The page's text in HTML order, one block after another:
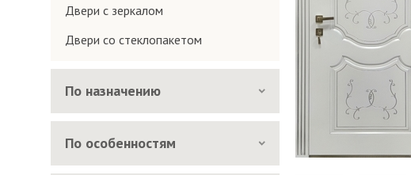
Двери с зеркалом
Двери со стеклопакетом
По назначению
По особенностям